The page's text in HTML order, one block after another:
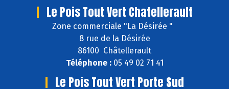
Le Pois Tout Vert Chatellerault
Zone commerciale "La Désirée "
8 rue de la Désirée
86100 Châtellerault
Téléphone :05 49 02 71 41
Le Pois Tout Vert Porte Sud